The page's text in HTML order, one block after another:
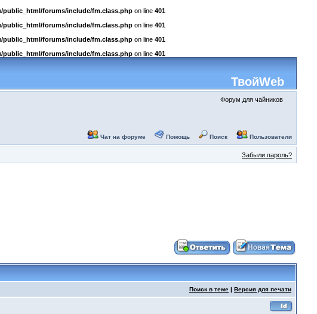
public_html/forums/include/fm.class.php on line 401
public_html/forums/include/fm.class.php on line 401
public_html/forums/include/fm.class.php on line 401
public_html/forums/include/fm.class.php on line 401
ТвойWeb
Форум для чайников
Чат на форуме Помощь Поиск Пользователи
Забыли пароль?
Поиск в теме | Версия для печати